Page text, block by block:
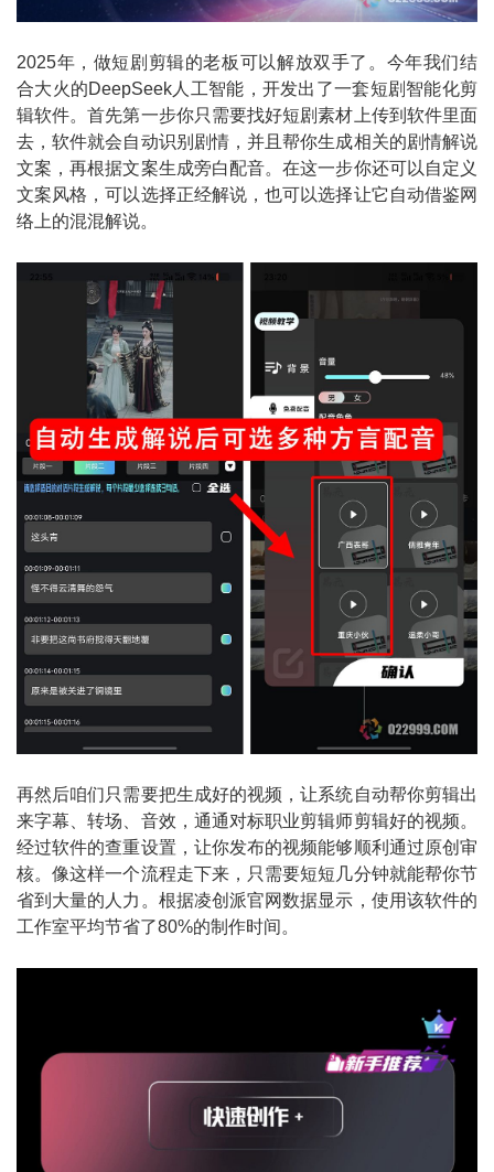
2025年，做短剧剪辑的老板可以解放双手了。今年我们结
合大火的DeepSeek人工智能，开发出了一套短剧智能化剪
辑软件。首先第一步你只需要找好短剧素材上传到软件里面
去，软件就会自动识别剧情，并且帮你生成相关的剧情解说
文案，再根据文案生成旁白配音。在这一步你还可以自定义
文案风格，可以选择正经解说，也可以选择让它自动借鉴网
络上的混混解说。
再然后咱们只需要把生成好的视频，让系统自动帮你剪辑出
来字幕、转场、音效，通通对标职业剪辑师剪辑好的视频。
经过软件的查重设置，让你发布的视频能够顺利通过原创审
核。像这样一个流程走下来，只需要短短几分钟就能帮你节
省到大量的人力。根据凌创派官网数据显示，使用该软件的
工作室平均节省了80%的制作时间。